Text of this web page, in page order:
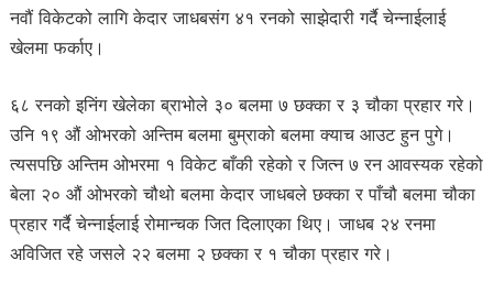
नवौं विकेटको लागि केदार जाधबसंग ४१ रनको साझेदारी गर्दै चेन्नाईलाई
खेलमा फर्काए।
६८ रनको इनिंग खेलेका ब्राभोले ३० बलमा ७ छक्का र ३ चौका प्रहार गरे।
उनि १९ औं ओभरको अन्तिम बलमा बुम्राको बलमा क्याच आउट हुन पुगे।
त्यसपछि अन्तिम ओभरमा १ विकेट बाँकी रहेको र जित्न ७ रन आवस्यक रहेको
बेला २० औं ओभरको चौथो बलमा केदार जाधबले छक्का र पाँचौ बलमा चौका
प्रहार गर्दै चेन्नाईलाई रोमान्चक जित दिलाएका थिए। जाधब २४ रनमा
अविजित रहे जसले २२ बलमा २ छक्का र १ चौका प्रहार गरे।